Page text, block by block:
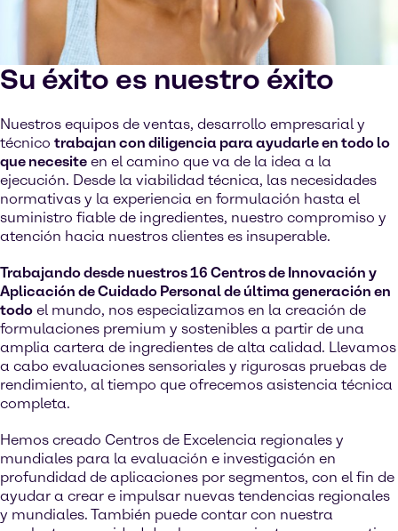
Su éxito es nuestro éxito
Nuestros equipos de ventas, desarrollo empresarial y
técnico trabajan con diligencia para ayudarle en todo lo
que necesite en el camino que va de la idea a la
ejecución. Desde la viabilidad técnica, las necesidades
normativas y la experiencia en formulación hasta el
suministro fiable de ingredientes, nuestro compromiso y
atención hacia nuestros clientes es insuperable.
Trabajando desde nuestros 16 Centros de Innovación y
Aplicación de Cuidado Personal de última generación en
todo el mundo, nos especializamos en la creación de
formulaciones premium y sostenibles a partir de una
amplia cartera de ingredientes de alta calidad. Llevamos
a cabo evaluaciones sensoriales y rigurosas pruebas de
rendimiento, al tiempo que ofrecemos asistencia técnica
completa.
Hemos creado Centros de Excelencia regionales y
mundiales para la evaluación e investigación en
profundidad de aplicaciones por segmentos, con el fin de
ayudar a crear e impulsar nuevas tendencias regionales
y mundiales. También puede contar con nuestra